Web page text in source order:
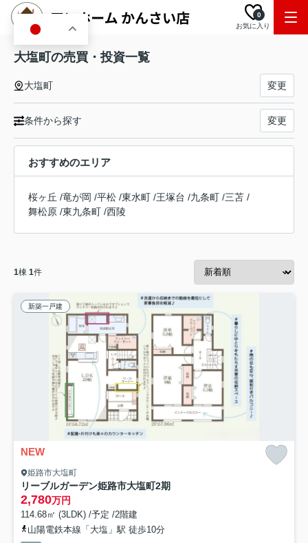
お気に入り
0
大塩町の売買・投資一覧
大塩町 変更
条件から探す 変更
おすすめのエリア
桜ヶ丘 /竜が岡 /平松 /東水町 /王塚台 /九条町 /三苫 /
舞松原 /東九条町 /西陵
1棟 1件
新築一戸建
NEW
姫路市大塩町
リーブルガーデン姫路市大塩町2期
2,780万円
114.68㎡ (3LDK) /予定 /2階建
山陽電鉄本線「大塩」駅 徒歩10分